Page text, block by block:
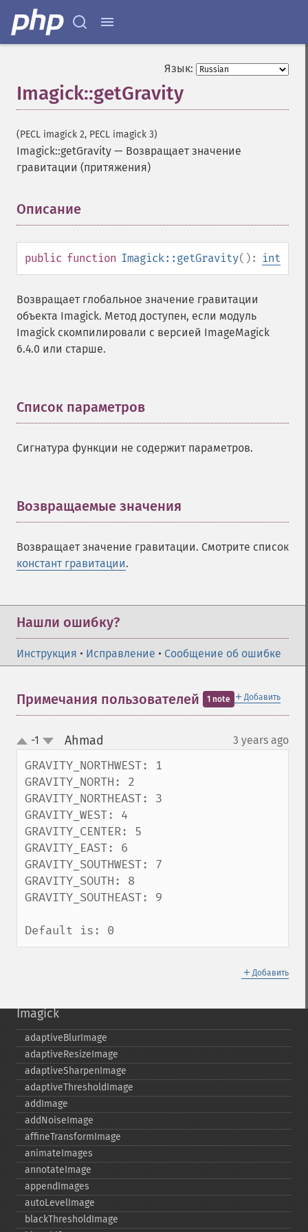
Язык:
Imagick::getGravity
(PECL imagick 2, PECL imagick 3)
Imagick::getGravity — Возвращает значение
гравитации (притяжения)
Описание
public function Imagick::getGravity(): int
Возвращает глобальное значение гравитации
объекта Imagick. Метод доступен, если модуль
Imagick скомпилировали с версией ImageMagick
6.4.0 или старше.
Список параметров
Сигнатура функции не содержит параметров.
Возвращаемые значения
Возвращает значение гравитации. Смотрите список
констант гравитации.
Нашли ошибку?
Инструкция • Исправление • Сообщение об ошибке
＋ Добавить
Примечания пользователей 1 note
up
down
-1 Ahmad 3 years ago
GRAVITY_NORTHWEST: 1
GRAVITY_NORTH: 2
GRAVITY_NORTHEAST: 3
GRAVITY_WEST: 4
GRAVITY_CENTER: 5
GRAVITY_EAST: 6
GRAVITY_SOUTHWEST: 7
GRAVITY_SOUTH: 8
GRAVITY_SOUTHEAST: 9
Default is: 0
＋ Добавить
Imagick
adaptiveBlurImage
adaptiveResizeImage
adaptiveSharpenImage
adaptiveThresholdImage
addImage
addNoiseImage
affineTransformImage
animateImages
annotateImage
appendImages
autoLevelImage
blackThresholdImage